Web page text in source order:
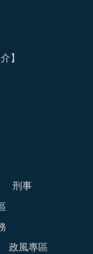
】
刑事
政風專區